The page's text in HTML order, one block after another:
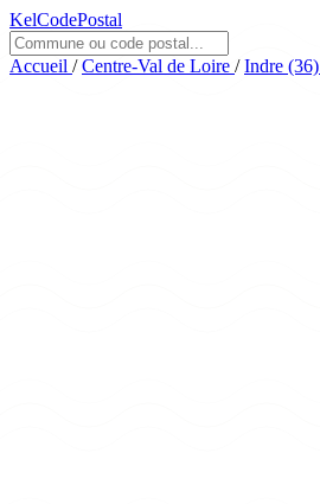
KelCodePostal
Accueil / Centre-Val de Loire / Indre (36)